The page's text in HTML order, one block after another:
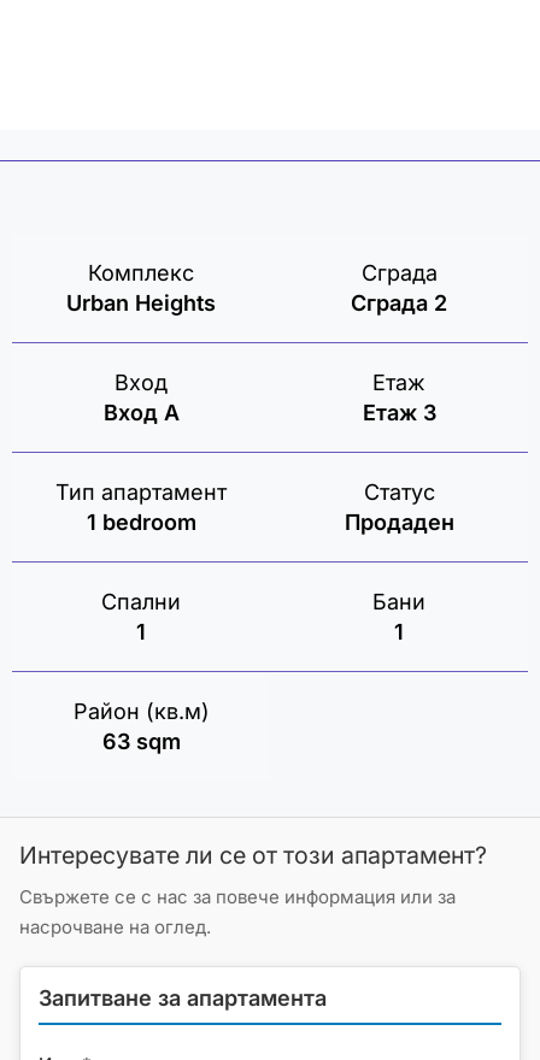
Комплекс
Urban Heights
Сграда
Сграда 2
Вход
Вход А
Етаж
Етаж 3
Тип апартамент
1 bedroom
Статус
Продаден
Спални
1
Бани
1
Район (кв.м)
63 sqm
Интересувате ли се от този апартамент?
Свържете се с нас за повече информация или за
насрочване на оглед.
Запитване за апартамента